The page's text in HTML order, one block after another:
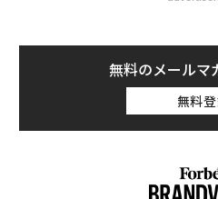
無料のメールマ
無料